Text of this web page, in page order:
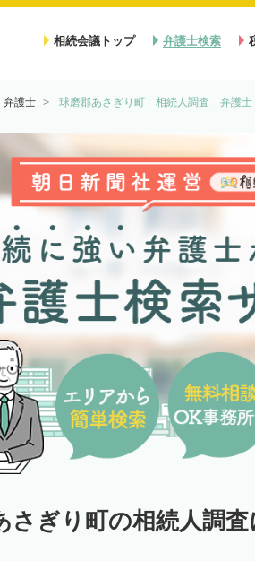
相続会議トップ 弁護士検索
護士 球磨郡あさぎり町 相続人調査 弁護士
さぎり町の相続人調